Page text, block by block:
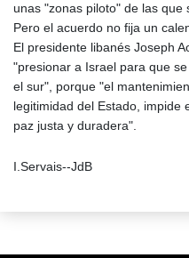
unas "zonas piloto" de las
Pero el acuerdo no fija un
El presidente libanés Joseph
"presionar a Israel para que
el sur", porque "el
legitimidad del Estado, impide
paz justa y duradera".
I.Servais--JdB